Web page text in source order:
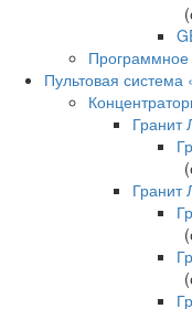
Пультовая система
Гранит
Гранит